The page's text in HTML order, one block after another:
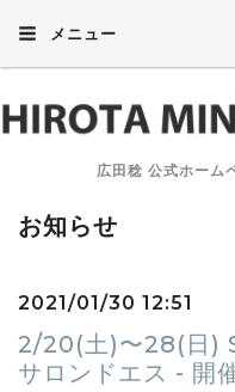
メニュー
広田稔 公式ホーム
お知らせ
2021/01/30 12:51
2/20(土)〜28(日)
サロンドエス - 開